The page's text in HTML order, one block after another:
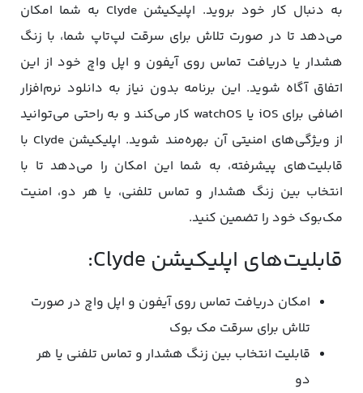
به دنبال کار خود بروید. اپلیکیشن Clyde به شما امکان
می‌دهد تا در صورت تلاش برای سرقت لپ‌تاپ شما، با زنگ
هشدار یا دریافت تماس روی آیفون و اپل واچ خود از این
اتفاق آگاه شوید. این برنامه بدون نیاز به دانلود نرم‌افزار
اضافی برای iOS یا watchOS کار می‌کند و به‌ راحتی می‌توانید
از ویژگی‌های امنیتی آن بهره‌مند شوید. اپلیکیشن Clyde با
قابلیت‌های پیشرفته، به شما این امکان را می‌دهد تا با
انتخاب بین زنگ هشدار و تماس تلفنی، یا هر دو، امنیت
مک‌بوک خود را تضمین کنید.
قابلیت‌های اپلیکیشن Clyde:
امکان دریافت تماس روی آیفون و اپل واچ در صورت
تلاش برای سرقت مک بوک
قابلیت انتخاب بین زنگ هشدار و تماس تلفنی یا هر
دو